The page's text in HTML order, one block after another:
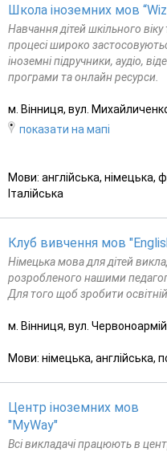
Школа іноземних мов
Навчання дітей шкільного
процесі широко
іноземні підручники, аудіо,
програми та онлайн ресурси.
м. Вінниця, вул.
показати на мапі
Мови: англійська, німецька,
Італійська
Клуб вивчення мов
Німецька мова для дітей
розробленого нашими
Для того щоб зробити
м. Вінниця, вул.
Мови: німецька, англійська,
Центр іноземних мов
"MyWay"
Всі викладачі працюють в